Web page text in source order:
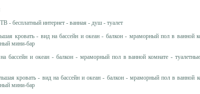
- бесплатный интернет - ванная - душ - туалет
кровать - вид на бассейн и океан - балкон - мраморный пол в ванной
мини-бар
бассейн и океан - балкон - мраморный пол в ванной комнате -
кровать - вид на бассейн и океан - балкон - мраморный пол в ванной
мини-бар